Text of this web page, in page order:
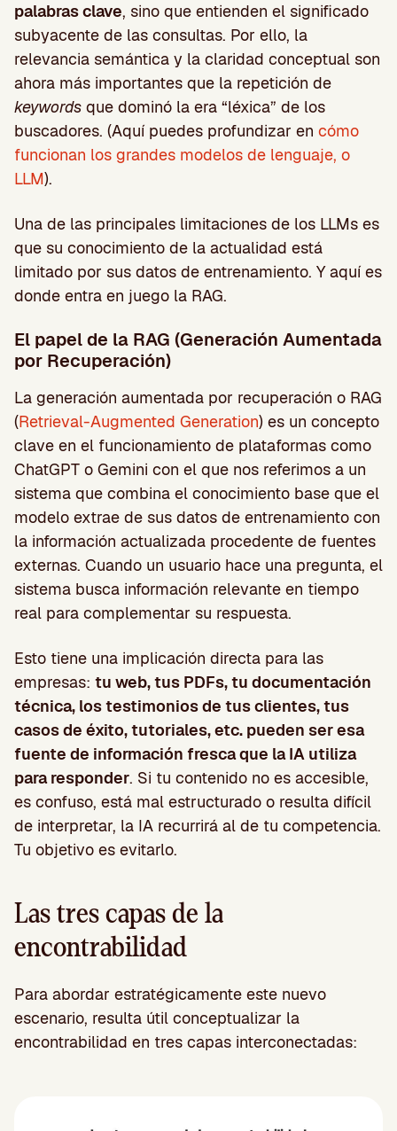
palabras clave, sino que entienden el significado
subyacente de las consultas. Por ello, la
relevancia semántica y la claridad conceptual son
ahora más importantes que la repetición de
keywords que dominó la era “léxica” de los
buscadores. (Aquí puedes profundizar en cómo
funcionan los grandes modelos de lenguaje, o
LLM).
Una de las principales limitaciones de los LLMs es
que su conocimiento de la actualidad está
limitado por sus datos de entrenamiento. Y aquí es
donde entra en juego la RAG.
El papel de la RAG (Generación Aumentada
por Recuperación)
La generación aumentada por recuperación o RAG
(Retrieval-Augmented Generation) es un concepto
clave en el funcionamiento de plataformas como
ChatGPT o Gemini con el que nos referimos a un
sistema que combina el conocimiento base que el
modelo extrae de sus datos de entrenamiento con
la información actualizada procedente de fuentes
externas. Cuando un usuario hace una pregunta, el
sistema busca información relevante en tiempo
real para complementar su respuesta.
Esto tiene una implicación directa para las
empresas: tu web, tus PDFs, tu documentación
técnica, los testimonios de tus clientes, tus
casos de éxito, tutoriales, etc. pueden ser esa
fuente de información fresca que la IA utiliza
para responder. Si tu contenido no es accesible,
es confuso, está mal estructurado o resulta difícil
de interpretar, la IA recurrirá al de tu competencia.
Tu objetivo es evitarlo.
Las tres capas de la
encontrabilidad
Para abordar estratégicamente este nuevo
escenario, resulta útil conceptualizar la
encontrabilidad en tres capas interconectadas: